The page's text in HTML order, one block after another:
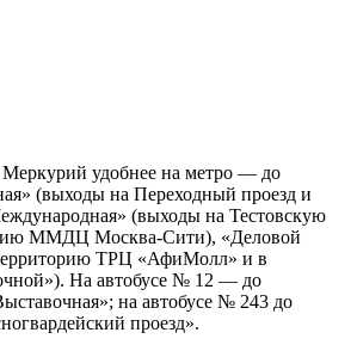
удобнее на метро — до
(выходы на Переходный проезд и
(выходы на Тестовскую
ММДЦ Москва-Сити), «Деловой
ТРЦ «АфиМолл» и в
На автобусе № 12 — до
на автобусе № 243 до
проезд».